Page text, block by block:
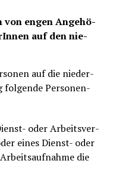
von engen Ange­hö­
auf den nie­
auf die nie­der­
fol­gen­de Per­so­nen­
oder Arbeits­ver­
eines Dienst- oder
die